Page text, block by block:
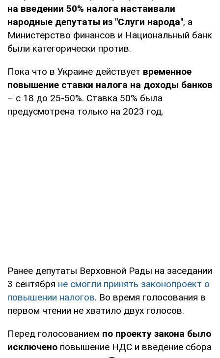
на введении 50% налога настаивали
народные депутаты из "Слуги народа", а
Министерство финансов и Национальный банк
были категорически против.
Пока что в Украине действует временное
повышение ставки налога на доходы банков
– с 18 до 25-50%. Ставка 50% была
предусмотрена только на 2023 год.
Ранее депутаты Верховной Рады на заседании
3 сентября не смогли принять законопроект о
повышении налогов. Во время голосования в
первом чтении не хватило двух голосов.
Перед голосованием по проекту закона было
исключено повышение НДС и введение сбора